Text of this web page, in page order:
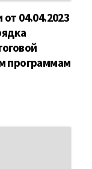
04.04.2023
программам